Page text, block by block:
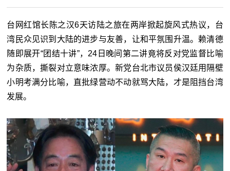
台网红馆长陈之汉6天访陆之旅在两岸掀起旋风式热议，台
湾民众见识到大陆的进步与友善，让和平氛围升温。赖清德
随即展开“团结十讲”，24日晚间第二讲竟将反对党监督比喻
为杂质，撕裂对立意味浓厚。新党台北市议员侯汉廷用隔壁
小明考满分比喻，直批绿营动不动就骂大陆，才是阻挡台湾
发展。